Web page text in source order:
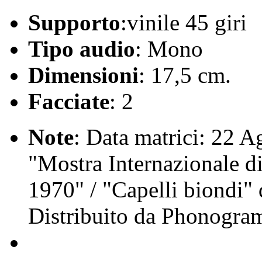
Supporto:vinile 45 giri
Tipo audio: Mono
Dimensioni: 17,5 cm.
Facciate: 2
Note: Data matrici: 22
"Mostra Internazionale
1970" / "Capelli biondi"
Distribuito da